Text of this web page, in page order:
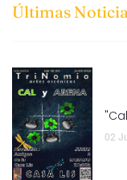
Últimas
02